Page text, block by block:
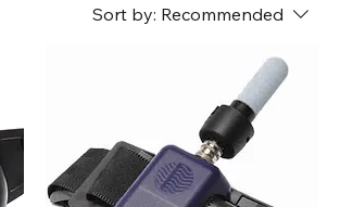
Sort by: Recommended